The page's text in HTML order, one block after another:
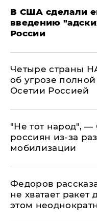
В США сделали
введению
России
Четыре страны
об угрозе
Осетии Россией
​"Не тот народ", —
россиян из-за
мобилизации
Федоров
не хватает
этом